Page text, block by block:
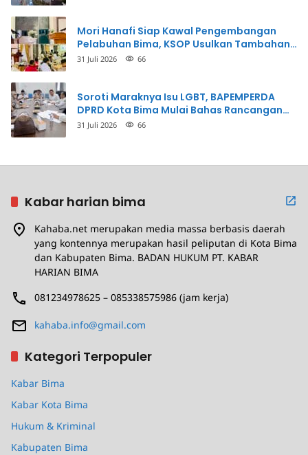
Mori Hanafi Siap Kawal Pengembangan
Pelabuhan Bima, KSOP Usulkan Tambahan
Dermaga Rp400 Miliar
31 Juli 2026 66
Soroti Maraknya Isu LGBT, BAPEMPERDA
DPRD Kota Bima Mulai Bahas Rancangan
Perda Pencegahan
31 Juli 2026 66
Kabar harian bima
Kahaba.net merupakan media massa berbasis daerah
yang kontennya merupakan hasil peliputan di Kota Bima
dan Kabupaten Bima. BADAN HUKUM PT. KABAR
HARIAN BIMA
081234978625 – 085338575986 (jam kerja)
kahaba.info@gmail.com
Kategori Terpopuler
Kabar Bima
Kabar Kota Bima
Hukum & Kriminal
Kabupaten Bima